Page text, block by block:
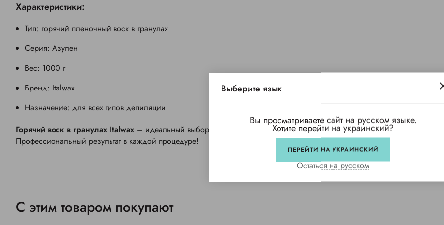
Характеристики:
Тип: горячий пленочный воск в гранулах
Серия: Азулен
Вес: 1000 г
Бренд: Italwax
Назначение: для всех типов депиляции
Горячий воск в гранулах Italwax – идеальный выбор для качественной депиляции без раздражения и дискомфорта.
Профессиональный результат в каждой процедуре!
С этим товаром покупают
Выберите язык
Вы просматриваете сайт на русском языке.
Хотите перейти на украинский?
ПЕРЕЙТИ НА УКРАИНСКИЙ
Остаться на русском